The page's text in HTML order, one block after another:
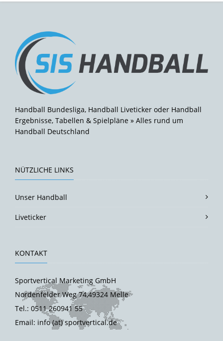
Handball Bundesliga, Handball Liveticker oder Handball
Ergebnisse, Tabellen & Spielpläne » Alles rund um
Handball Deutschland
NÜTZLICHE LINKS
Unser Handball
Liveticker
KONTAKT
Sportvertical Marketing GmbH
Nordenfelder Weg 74,49324 Melle
Tel.: 0511 260941 55
Email: info (at) sportvertical.de